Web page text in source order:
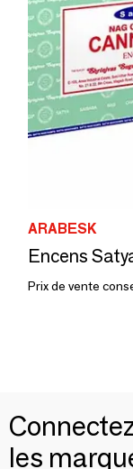
ARABESK
Prix de vente
les